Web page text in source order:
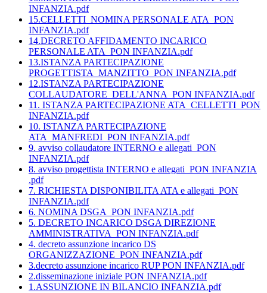
INFANZIA.pdf
15.CELLETTI_NOMINA PERSONALE ATA_PON
INFANZIA.pdf
14.DECRETO AFFIDAMENTO INCARICO
PERSONALE ATA_PON INFANZIA.pdf
13.ISTANZA PARTECIPAZIONE
PROGETTISTA_MANZITTO_PON INFANZIA.pdf
12.ISTANZA PARTECIPAZIONE
COLLAUDATORE_DELL'ANNA_PON INFANZIA.pdf
11. ISTANZA PARTECIPAZIONE ATA_CELLETTI_PON
INFANZIA.pdf
10. ISTANZA PARTECIPAZIONE
ATA_MANFREDI_PON INFANZIA.pdf
9. avviso collaudatore INTERNO e allegati_PON
INFANZIA.pdf
8. avviso progettista INTERNO e allegati_PON INFANZIA
.pdf
7. RICHIESTA DISPONIBILITA ATA e allegati_PON
INFANZIA.pdf
6. NOMINA DSGA_PON INFANZIA.pdf
5. DECRETO INCARICO DSGA DIREZIONE
AMMINISTRATIVA_PON INFANZIA.pdf
4. decreto assunzione incarico DS
ORGANIZZAZIONE_PON INFANZIA.pdf
3.decreto assunzione incarico RUP PON INFANZIA.pdf
2.disseminazione iniziale PON INFANZIA.pdf
1.ASSUNZIONE IN BILANCIO INFANZIA.pdf